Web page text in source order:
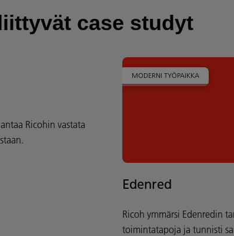
case studyt
Ricohin vastata
MODERNI TYÖPAIKKA
Edenred
Ricoh ymmärsi Edenredin
toimintatapoja ja tunnisti